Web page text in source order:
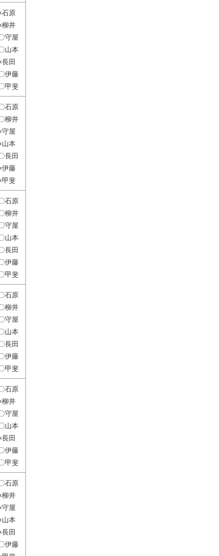
石原
柳井
守屋
山本
長田
伊藤
甲斐
石原
柳井
守屋
山本
長田
伊藤
甲斐
石原
柳井
守屋
山本
長田
伊藤
甲斐
石原
柳井
守屋
山本
長田
伊藤
甲斐
石原
柳井
守屋
山本
長田
伊藤
甲斐
石原
柳井
守屋
山本
長田
伊藤